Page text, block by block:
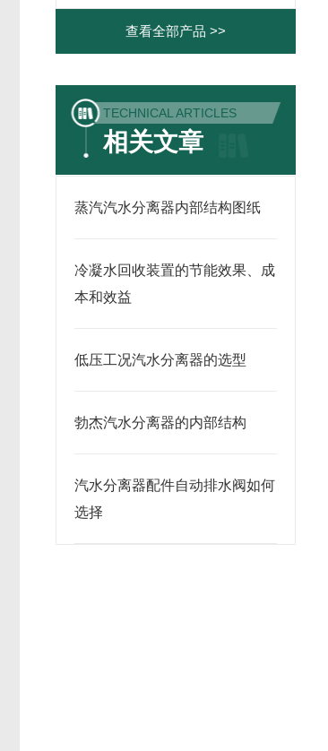
查看全部产品 >>
TECHNICAL ARTICLES
相关文章
蒸汽汽水分离器内部结构图纸
冷凝水回收装置的节能效果、成
本和效益
低压工况汽水分离器的选型
勃杰汽水分离器的内部结构
汽水分离器配件自动排水阀如何
选择